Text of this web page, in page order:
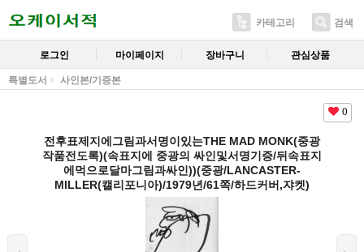
카테고리 검색
로그인 마이페이지 장바구니 관심상품
특별도서 사인본/기증본
0
전후표제지에그림과서명이있는THE MAD MONK(중광
작품전도록)(속표지에 중광의 싸인및서명기증/뒤속표지
에먹으로달마그림과싸인))(중광/LANCASTER-
MILLER(캘리포니아)/1979년/61쪽/하드커버,쟈켓)